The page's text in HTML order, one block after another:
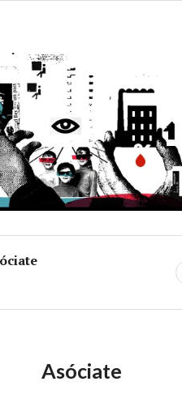
Asóciate